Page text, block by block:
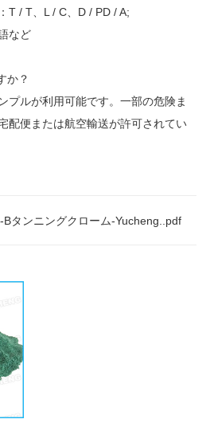
T / T、L / C、D / PD / A;
など
か？
プルが利用可能です。一部の危険ま
配便または航空輸送が許可されてい
Bタンニングクローム-Yucheng..pdf